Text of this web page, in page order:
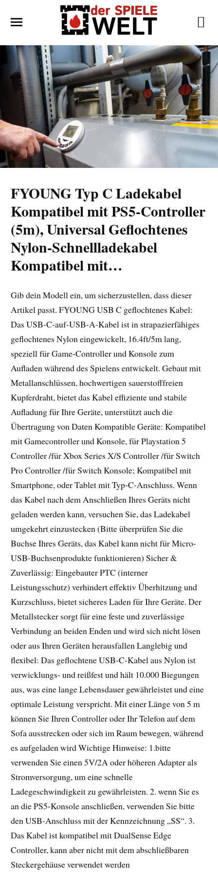
FYOUNG Typ C Ladekabel
Kompatibel mit PS5-Controller
(5m), Universal Geflochtenes
Nylon-Schnellladekabel
Kompatibel mit…
Gib dein Modell ein, um sicherzustellen, dass dieser
Artikel passt. FYOUNG USB C geflochtenes Kabel:
Das USB-C-auf-USB-A-Kabel ist in strapazierfähiges
geflochtenes Nylon eingewickelt, 16.4ft/5m lang,
speziell für Game-Controller und Konsole zum
Aufladen während des Spielens entwickelt. Gebaut mit
Metallanschlüssen, hochwertigen sauerstofffreien
Kupferdraht, bietet das Kabel effiziente und stabile
Aufladung für Ihre Geräte, unterstützt auch die
Übertragung von Daten Kompatible Geräte: Kompatibel
mit Gamecontroller und Konsole, für Playstation 5
Controller /für Xbox Series X/S Controller /für Switch
Pro Controller /für Switch Konsole; Kompatibel mit
Smartphone, oder Tablet mit Typ-C-Anschluss. Wenn
das Kabel nach dem Anschließen Ihres Geräts nicht
geladen werden kann, versuchen Sie, das Ladekabel
umgekehrt einzustecken (Bitte überprüfen Sie die
Buchse Ihres Geräts, das Kabel kann nicht für Micro-
USB-Buchsenprodukte funktionieren) Sicher &
Zuverlässig: Eingebauter PTC (interner
Leistungsschutz) verhindert effektiv Überhitzung und
Kurzschluss, bietet sicheres Laden für Ihre Geräte. Der
Metallstecker sorgt für eine feste und zuverlässige
Verbindung an beiden Enden und wird sich nicht lösen
oder aus Ihren Geräten herausfallen Langlebig und
flexibel: Das geflochtene USB-C-Kabel aus Nylon ist
verwicklungs- und reißfest und hält 10.000 Biegungen
aus, was eine lange Lebensdauer gewährleistet und eine
optimale Leistung verspricht. Mit einer Länge von 5 m
können Sie Ihren Controller oder Ihr Telefon auf dem
Sofa ausstrecken oder sich im Raum bewegen, während
es aufgeladen wird Wichtige Hinweise: 1.bitte
verwenden Sie einen 5V/2A oder höheren Adapter als
Stromversorgung, um eine schnelle
Ladegeschwindigkeit zu gewährleisten. 2. wenn Sie es
an die PS5-Konsole anschließen, verwenden Sie bitte
den USB-Anschluss mit der Kennzeichnung „SS“. 3.
Das Kabel ist kompatibel mit DualSense Edge
Controller, kann aber nicht mit dem abschließbaren
Steckergehäuse verwendet werden